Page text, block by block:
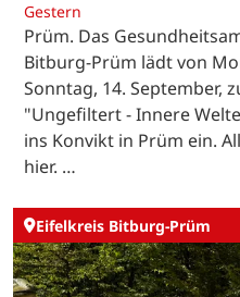
Gestern
Prüm. Das
Bitburg-Prüm lädt von
Sonntag, 14. September,
"Ungefiltert - Innere
ins Konvikt in Prüm ein.
hier. …
Eifelkreis Bitburg-Prüm